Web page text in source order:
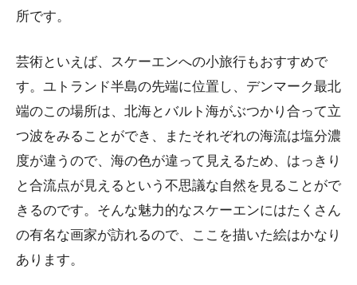
所です。
芸術といえば、スケーエンへの小旅行もおすすめで
す。ユトランド半島の先端に位置し、デンマーク最北
端のこの場所は、北海とバルト海がぶつかり合って立
つ波をみることができ、またそれぞれの海流は塩分濃
度が違うので、海の色が違って見えるため、はっきり
と合流点が見えるという不思議な自然を見ることがで
きるのです。そんな魅力的なスケーエンにはたくさん
の有名な画家が訪れるので、ここを描いた絵はかなり
あります。